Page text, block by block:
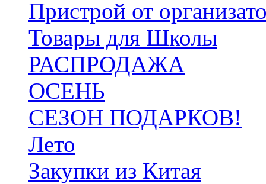
Пристрой от
Товары для Школы
РАСПРОДАЖА
ОСЕНЬ
СЕЗОН ПОДАРКОВ!
Лето
Закупки из Китая